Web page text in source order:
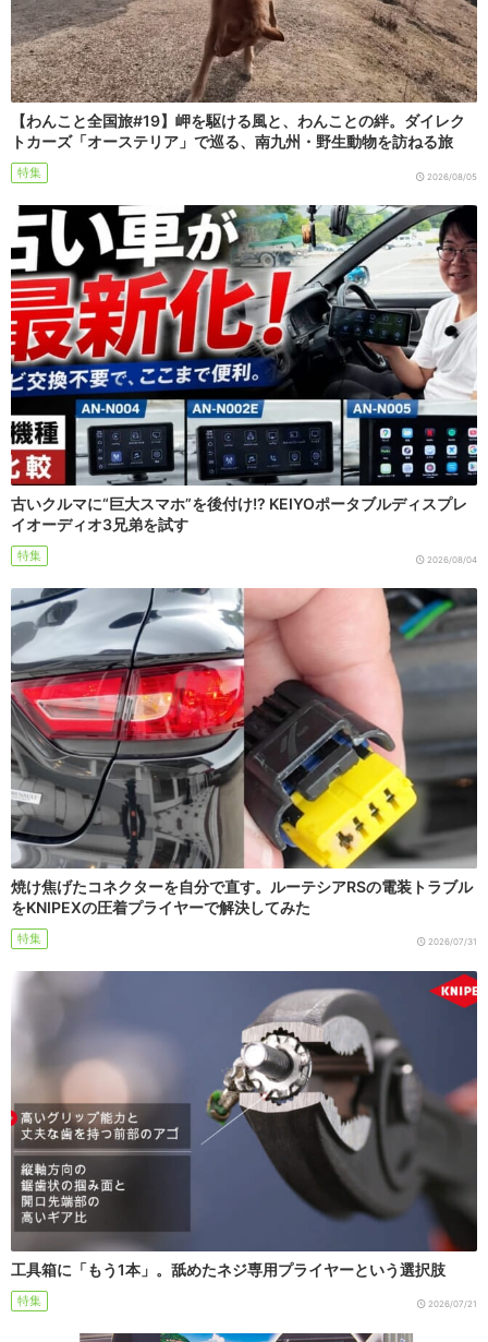
【わんこと全国旅#19】岬を駆ける風と、わんことの絆。ダイレク
トカーズ「オーステリア」で巡る、南九州・野生動物を訪ねる旅
特集 2026/08/05
古いクルマに“巨大スマホ”を後付け!? KEIYOポータブルディスプレ
イオーディオ3兄弟を試す
特集 2026/08/04
焼け焦げたコネクターを自分で直す。ルーテシアRSの電装トラブル
をKNIPEXの圧着プライヤーで解決してみた
特集 2026/07/31
工具箱に「もう1本」。舐めたネジ専用プライヤーという選択肢
特集 2026/07/21